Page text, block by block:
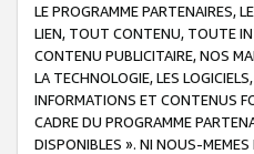
LE PROGRAMME PARTENAIRES,
LIEN, TOUT CONTENU, TOUTE
CONTENU PUBLICITAIRE, NOS
LA TECHNOLOGIE, LES
INFORMATIONS ET CONTENUS
CADRE DU PROGRAMME
DISPONIBLES ». NI NOUS-